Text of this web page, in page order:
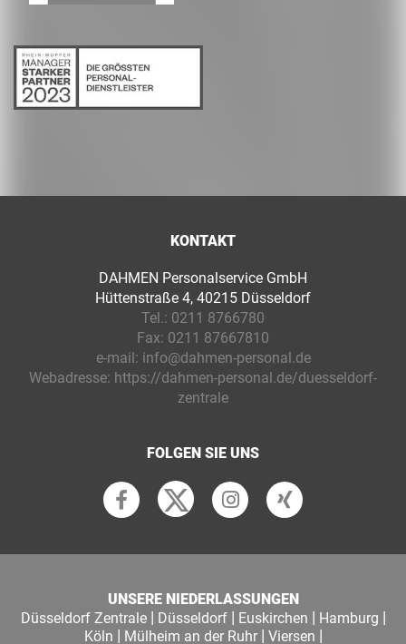
KONTAKT
DAHMEN Personalservice GmbH
Hüttenstraße 4, 40215 Düsseldorf
Tel.: 0211 8766780
Fax: 0211 87667810
e-mail: info@dahmen-personal.de
Webadresse: https://dahmen-personal.de/duesseldorf-
zentrale
FOLGEN SIE UNS
UNSERE NIEDERLASSUNGEN
Düsseldorf Zentrale| Düsseldorf| Euskirchen | Hamburg |
Köln | Mülheim an der Ruhr| Viersen |